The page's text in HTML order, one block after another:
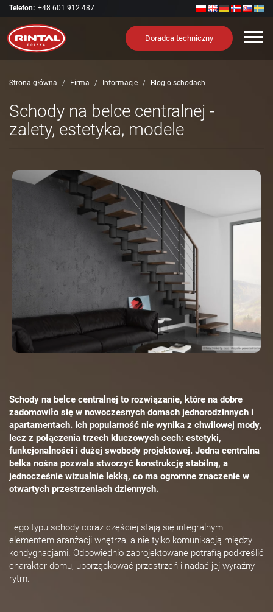
Telefon: +48 601 912 487
Doradca techniczny
Strona główna Firma Informacje Blog o schodach
Schody na belce centralnej -
zalety, estetyka, modele
Schody na belce centralnej to rozwiązanie, które na dobre
zadomowiło się w nowoczesnych domach jednorodzinnych i
apartamentach. Ich popularność nie wynika z chwilowej mody,
lecz z połączenia trzech kluczowych cech: estetyki,
funkcjonalności i dużej swobody projektowej. Jedna centralna
belka nośna pozwala stworzyć konstrukcję stabilną, a
jednocześnie wizualnie lekką, co ma ogromne znaczenie w
otwartych przestrzeniach dziennych.
Tego typu schody coraz częściej stają się integralnym
elementem aranżacji wnętrza, a nie tylko komunikacją między
kondygnacjami. Odpowiednio zaprojektowane potrafią podkreślić
charakter domu, uporządkować przestrzeń i nadać jej wyraźny
rytm.